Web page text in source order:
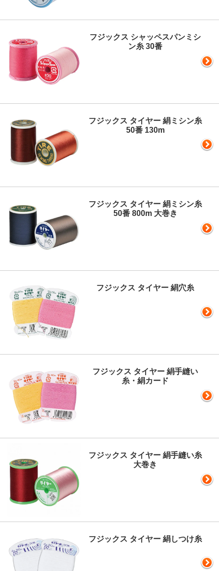
フジックス シャッペスパンミシ
ン糸 30番
フジックス タイヤー 絹ミシン糸
50番 130m
フジックス タイヤー 絹ミシン糸
50番 800m 大巻き
フジックス タイヤー 絹穴糸
フジックス タイヤー 絹手縫い
糸・絹カード
フジックス タイヤー 絹手縫い糸
大巻き
フジックス タイヤー 絹しつけ糸